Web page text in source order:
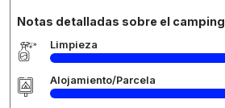
Notas detalladas sobre el camping
Limpieza
Alojamiento/Parcela